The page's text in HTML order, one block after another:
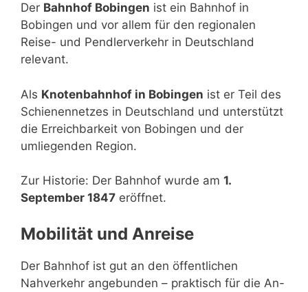
Der Bahnhof Bobingen ist ein Bahnhof in
Bobingen und vor allem für den regionalen
Reise- und Pendlerverkehr in Deutschland
relevant.
Als Knotenbahnhof in Bobingen ist er Teil des
Schienennetzes in Deutschland und unterstützt
die Erreichbarkeit von Bobingen und der
umliegenden Region.
Zur Historie: Der Bahnhof wurde am 1.
September 1847 eröffnet.
Mobilität und Anreise
Der Bahnhof ist gut an den öffentlichen
Nahverkehr angebunden – praktisch für die An-